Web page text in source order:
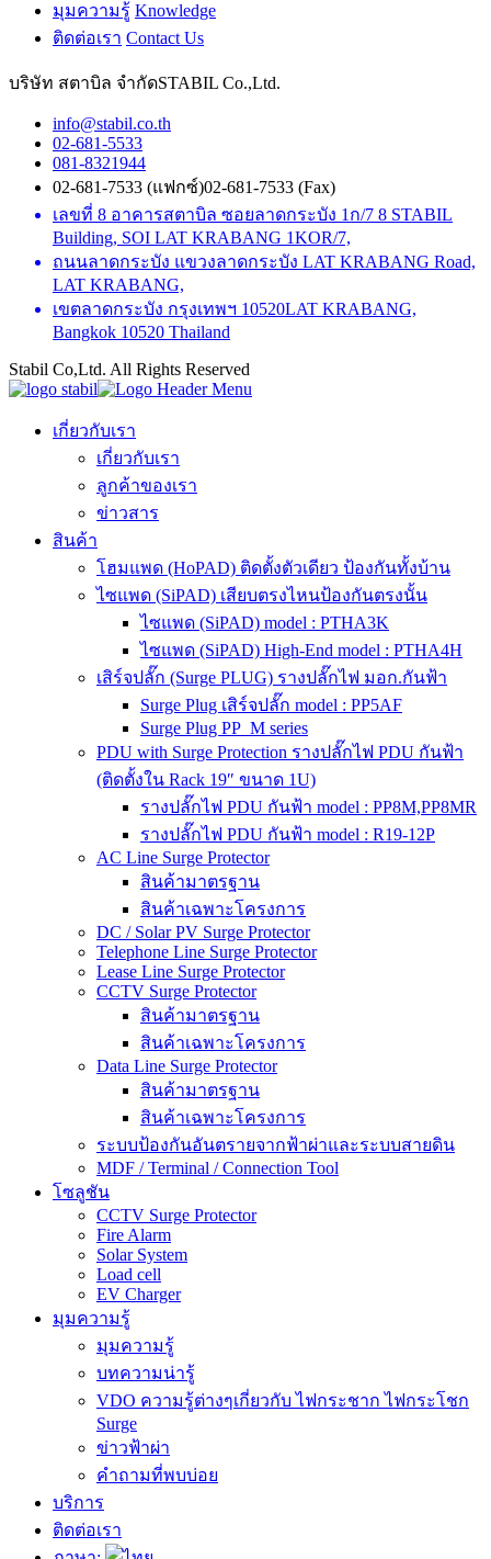
มุมความรู้ Knowledge
ติดต่อเรา Contact Us
บริษัท สตาบิล จำกัดSTABIL Co.,Ltd.
info@stabil.co.th
02-681-5533
081-8321944
02-681-7533 (แฟกซ์)02-681-7533 (Fax)
เลขที่ 8 อาคารสตาบิล ซอยลาดกระบัง 1ก/7 8 STABIL
Building, SOI LAT KRABANG 1KOR/7,
ถนนลาดกระบัง แขวงลาดกระบัง LAT KRABANG Road,
LAT KRABANG,
เขตลาดกระบัง กรุงเทพฯ 10520LAT KRABANG,
Bangkok 10520 Thailand
Stabil Co,Ltd. All Rights Reserved
เกี่ยวกับเรา
เกี่ยวกับเรา
ลูกค้าของเรา
ข่าวสาร
สินค้า
โฮมแพด (HoPAD) ติดตั้งตัวเดียว ป้องกันทั้งบ้าน
ไซแพด (SiPAD) เสียบตรงไหนป้องกันตรงนั้น
ไซแพด (SiPAD) model : PTHA3K
ไซแพด (SiPAD) High-End model : PTHA4H
เสิร์จปลั๊ก (Surge PLUG) รางปลั๊กไฟ มอก.กันฟ้า
Surge Plug เสิร์จปลั๊ก model : PP5AF
Surge Plug PP_M series
PDU with Surge Protection รางปลั๊กไฟ PDU กันฟ้า
(ติดตั้งใน Rack 19″ ขนาด 1U)
รางปลั๊กไฟ PDU กันฟ้า model : PP8M,PP8MR
รางปลั๊กไฟ PDU กันฟ้า model : R19-12P
AC Line Surge Protector
สินค้ามาตรฐาน
สินค้าเฉพาะโครงการ
DC / Solar PV Surge Protector
Telephone Line Surge Protector
Lease Line Surge Protector
CCTV Surge Protector
สินค้ามาตรฐาน
สินค้าเฉพาะโครงการ
Data Line Surge Protector
สินค้ามาตรฐาน
สินค้าเฉพาะโครงการ
ระบบป้องกันอันตรายจากฟ้าผ่าและระบบสายดิน
MDF / Terminal / Connection Tool
โซลูชัน
CCTV Surge Protector
Fire Alarm
Solar System
Load cell
EV Charger
มุมความรู้
มุมความรู้
บทความน่ารู้
VDO ความรู้ต่างๆเกี่ยวกับ ไฟกระชาก ไฟกระโชก
Surge
ข่าวฟ้าผ่า
คำถามที่พบบ่อย
บริการ
ติดต่อเรา